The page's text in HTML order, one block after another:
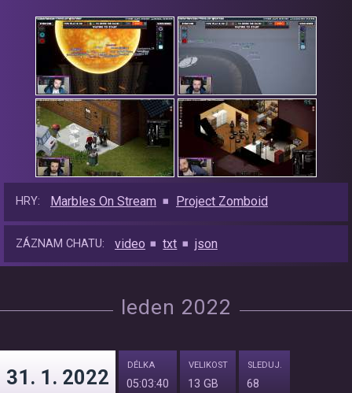
HRY: Marbles On Stream Project Zomboid
ZÁZNAM CHATU: video txt json
leden 2022
31. 1. 2022
DÉLKA
05:03:40
VELIKOST
13 GB
SLEDUJ.
68